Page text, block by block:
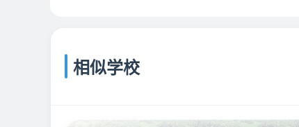
相似学校